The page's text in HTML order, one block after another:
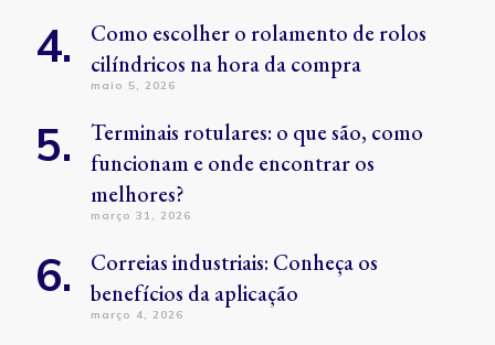
Como escolher o rolamento de rolos
cilíndricos na hora da compra
maio 5, 2026
Terminais rotulares: o que são, como
funcionam e onde encontrar os
melhores?
março 31, 2026
Correias industriais: Conheça os
benefícios da aplicação
março 4, 2026